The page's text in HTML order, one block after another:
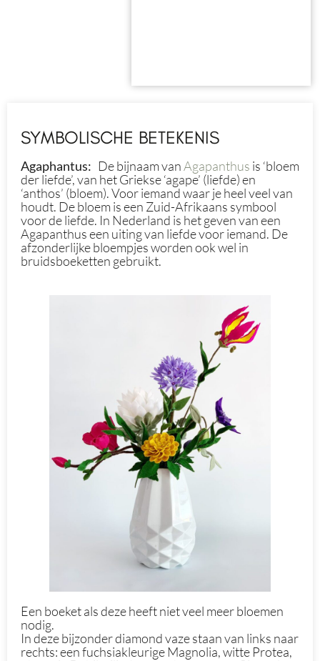
SYMBOLISCHE BETEKENIS
Agaphantus: De bijnaam vanAgapanthus is ‘bloem
der liefde’, van het Griekse ‘agape’ (liefde) en
‘anthos’ (bloem). Voor iemand waar je heel veel van
houdt. De bloem is een Zuid-Afrikaans symbool
voor de liefde. In Nederland is het geven van een
Agapanthus een uiting van liefde voor iemand. De
afzonderlijke bloempjes worden ook wel in
bruidsboeketten gebruikt.
Een boeket als deze heeft niet veel meer bloemen
nodig.
In deze bijzonder diamond vaze staan van links naar
rechts: een fuchsiakleurige Magnolia, witte Protea,